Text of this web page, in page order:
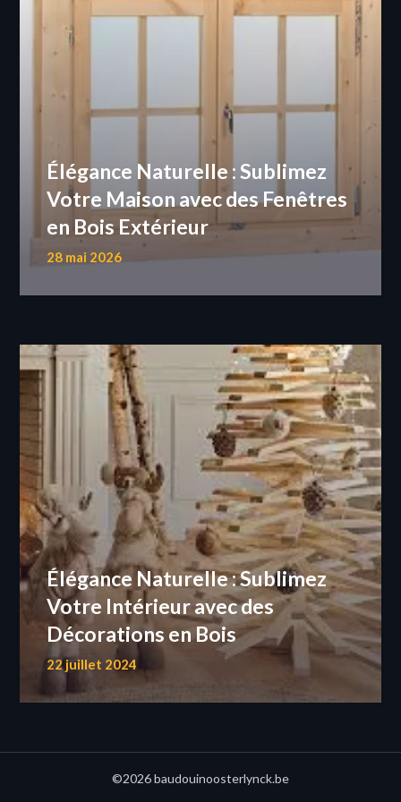
Élégance Naturelle : Sublimez
Votre Maison avec des Fenêtres
en Bois Extérieur
28 mai 2026
Élégance Naturelle : Sublimez
Votre Intérieur avec des
Décorations en Bois
22 juillet 2024
©2026 baudouinoosterlynck.be